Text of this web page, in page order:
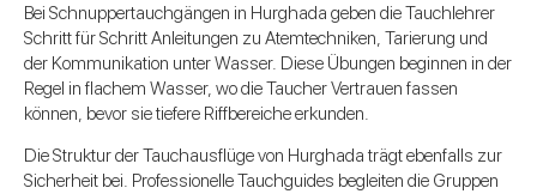
Bei Schnuppertauchgängen in Hurghada geben die Tauchlehrer
Schritt für Schritt Anleitungen zu Atemtechniken, Tarierung und
der Kommunikation unter Wasser. Diese Übungen beginnen in der
Regel in flachem Wasser, wo die Taucher Vertrauen fassen
können, bevor sie tiefere Riffbereiche erkunden.
Die Struktur der Tauchausflüge von Hurghada trägt ebenfalls zur
Sicherheit bei. Professionelle Tauchguides begleiten die Gruppen